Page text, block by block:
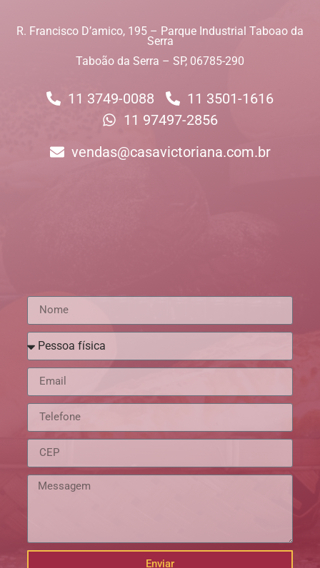
R. Francisco D’amico, 195 – Parque Industrial Taboao da
Serra
Taboão da Serra – SP, 06785-290
11 3749-0088
11 3501-1616
11 97497-2856
vendas@casavictoriana.com.br
Enviar